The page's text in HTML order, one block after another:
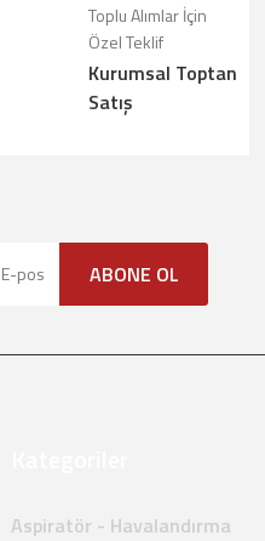
Toplu Alımlar İçin
Özel Teklif
Kurumsal Toptan
Satış
ABONE OL
Aspiratör - Havalandırma